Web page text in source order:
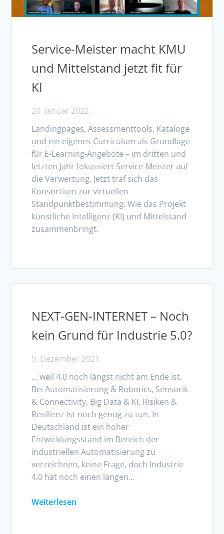
Service-Meister macht KMU
und Mittelstand jetzt fit für
KI
20. Januar 2022
Landingpages, Assessmenttools, Kataloge
und ein eigenes Curriculum als Grundlage
für E-Learning-Angebote – im dritten und
letzten Jahr fokussiert Service-Meister auf
die Verwertung. Jetzt traf sich das
Konsortium zur virtuellen
Standpunktbestimmung. Wie das Projekt
künstliche Intelligenz (KI) und Mittelstand
zusammenbringt.
NEXT-GEN-INTERNET – Noch
kein Grund für Industrie 5.0?
9. Dezember 2021
… weil 4.0 noch längst nicht am Ende ist.
Bei Automatisierung & Robotics, Sensorik
& Connectivity, Big Data & KI, Risiken &
Resilienz ist noch genug zu tun. In
Deutschland ist ein hoher
Entwicklungsstand im Bereich der
industriellen Automatisierung zu
verzeichnen, keine Frage, doch Industrie
4.0 hat noch einen langen…
Weiterlesen